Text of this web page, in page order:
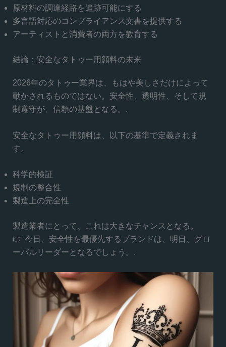
原材料の調達経路を追跡可能にする
多言語対応のコンプライアンス文書を提供する
アーティストと消費者の両方を教育する
結論：安全なタトゥー用顔料の未来
2026年のタトゥー業界は、もはや美しさだけによって
動かされるものではない。安全性、透明性、そして規
制遵守が、信頼の基盤となる。.
安全なタトゥー用顔料は、以下の基準で定義されま
す。
科学的検証
規制の整合性
製造上の完全性
製造業者にとって、これは大きなチャンスとなる。
👉 今日、安全性を最優先するブランドは、明日、グロ
ーバルリーダーとなるでしょう。.